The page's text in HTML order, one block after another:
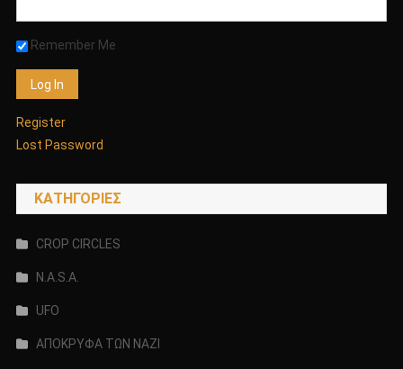
Remember Me
Register
Lost Password
KΑΤΗΓΟΡΊΕΣ
CROP CIRCLES
N.A.S.A.
UFO
ΑΠΟΚΡΥΦΑ ΤΩΝ ΝΑΖΙ